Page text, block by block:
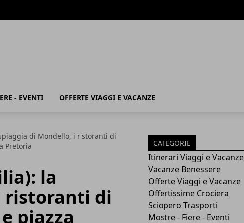
- EVENTI OFFERTE VIAGGI E VACANZE
di Mondello, i ristoranti di
Pretoria
la
ristoranti di
piazza
CATEGORIE
Itinerari Viaggi e Vacanze
Vacanze Benessere
Offerte Viaggi e Vacanze
Offertissime Crociera
Sciopero Trasporti
Mostre - Fiere - Eventi